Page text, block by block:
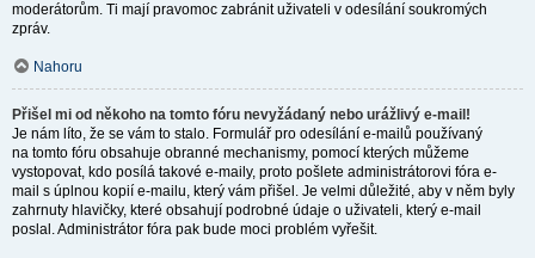
moderátorům. Ti mají pravomoc zabránit uživateli v odesílání soukromých
zpráv.
Nahoru
Přišel mi od někoho na tomto fóru nevyžádaný nebo urážlivý e-mail!
Je nám líto, že se vám to stalo. Formulář pro odesílání e-mailů používaný
na tomto fóru obsahuje obranné mechanismy, pomocí kterých můžeme
vystopovat, kdo posílá takové e-maily, proto pošlete administrátorovi fóra e-
mail s úplnou kopií e-mailu, který vám přišel. Je velmi důležité, aby v něm byly
zahrnuty hlavičky, které obsahují podrobné údaje o uživateli, který e-mail
poslal. Administrátor fóra pak bude moci problém vyřešit.